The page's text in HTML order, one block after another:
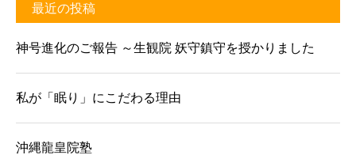
最近の投稿
神号進化のご報告 ～生観院 妖守鎮守を授かりました
私が「眠り」にこだわる理由
沖縄龍皇院塾